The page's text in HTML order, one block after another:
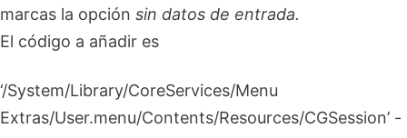
marcas la opción sin datos de entrada.
El código a añadir es
‘/System/Library/CoreServices/Menu
Extras/User.menu/Contents/Resources/CGSession’ -